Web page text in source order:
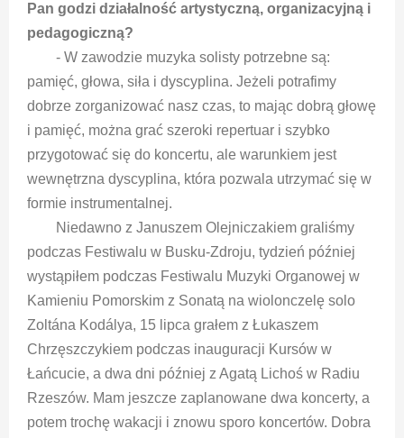
Pan godzi działalność artystyczną, organizacyjną i
pedagogiczną?
- W zawodzie muzyka solisty potrzebne są:
pamięć, głowa, siła i dyscyplina. Jeżeli potrafimy
dobrze zorganizować nasz czas, to mając dobrą głowę
i pamięć, można grać szeroki repertuar i szybko
przygotować się do koncertu, ale warunkiem jest
wewnętrzna dyscyplina, która pozwala utrzymać się w
formie instrumentalnej.
Niedawno z Januszem Olejniczakiem graliśmy
podczas Festiwalu w Busku-Zdroju, tydzień później
wystąpiłem podczas Festiwalu Muzyki Organowej w
Kamieniu Pomorskim z Sonatą na wiolonczelę solo
Zoltána Kodálya, 15 lipca grałem z Łukaszem
Chrzęszczykiem podczas inauguracji Kursów w
Łańcucie, a dwa dni później z Agatą Lichoś w Radiu
Rzeszów. Mam jeszcze zaplanowane dwa koncerty, a
potem trochę wakacji i znowu sporo koncertów. Dobra